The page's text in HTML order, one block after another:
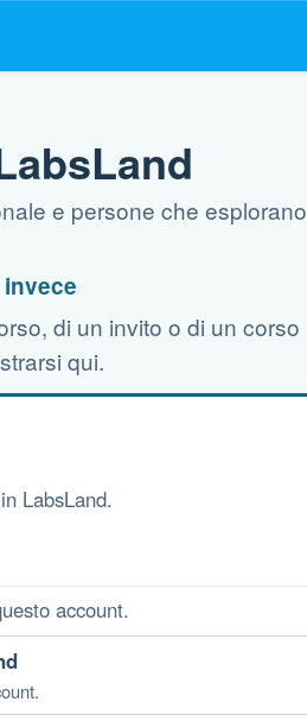
e persone che esplorano
di un invito o di un corso
qui.
LabsLand.
account.